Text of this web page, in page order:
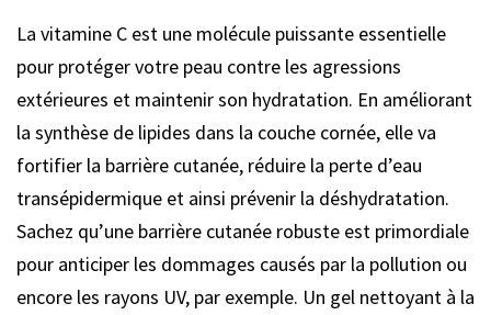
La vitamine C est une molécule puissante essentielle
pour protéger votre peau contre les agressions
extérieures et maintenir son hydratation. En améliorant
la synthèse de lipides dans la couche cornée, elle va
fortifier la barrière cutanée, réduire la perte d’eau
transépidermique et ainsi prévenir la déshydratation.
Sachez qu’une barrière cutanée robuste est primordiale
pour anticiper les dommages causés par la pollution ou
encore les rayons UV, par exemple. Un gel nettoyant à la